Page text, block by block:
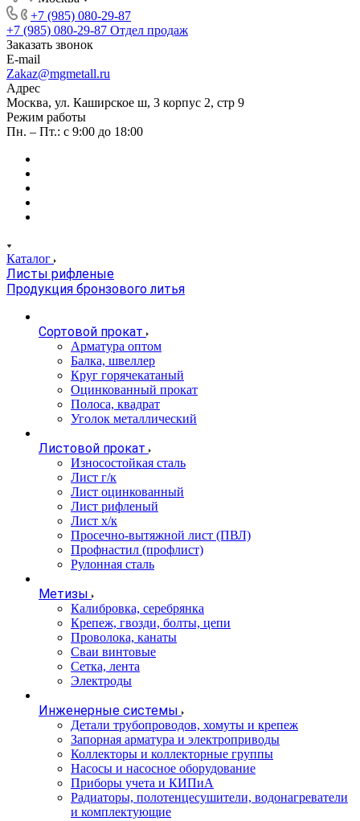
+7 (985) 080-29-87
+7 (985) 080-29-87 Отдел продаж
Заказать звонок
E-mail
Zakaz@mgmetall.ru
Адрес
Москва, ул. Каширское ш, 3 корпус 2, стр 9
Режим работы
Пн. – Пт.: с 9:00 до 18:00
Каталог
Листы рифленые
Продукция бронзового литья
Сортовой прокат
Арматура оптом
Балка, швеллер
Круг горячекатаный
Оцинкованный прокат
Полоса, квадрат
Уголок металлический
Листовой прокат
Износостойкая сталь
Лист г/к
Лист оцинкованный
Лист рифленый
Лист х/к
Просечно-вытяжной лист (ПВЛ)
Профнастил (профлист)
Рулонная сталь
Метизы
Калибровка, серебрянка
Крепеж, гвозди, болты, цепи
Проволока, канаты
Сваи винтовые
Сетка, лента
Электроды
Инженерные системы
Детали трубопроводов, хомуты и крепеж
Запорная арматура и электроприводы
Коллекторы и коллекторные группы
Насосы и насосное оборудование
Приборы учета и КИПиА
Радиаторы, полотенцесушители, водонагреватели
и комплектующие